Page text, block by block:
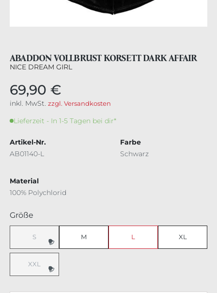
ABADDON VOLLBRUST KORSETT DARK AFFAIR
NICE DREAM GIRL
69,90 €
inkl. MwSt. zzgl. Versandkosten
Lieferzeit - In 1-5 Tagen bei dir*
Artikel-Nr.
AB01140-L
Farbe
Schwarz
Material
100% Polychlorid
Größe
S(Diese Option ist zurzeit nicht verfügbar.)
M L XL
XXL(Diese Option ist zurzeit nicht verfügbar.)